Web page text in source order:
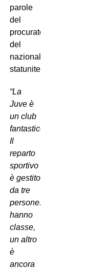
parole
del
procuratore
del
nazionale
statunitense:
“La
Juve è
un club
fantastico.
Il
reparto
sportivo
è gestito
da tre
persone: due
hanno
classe,
un altro
è
ancora